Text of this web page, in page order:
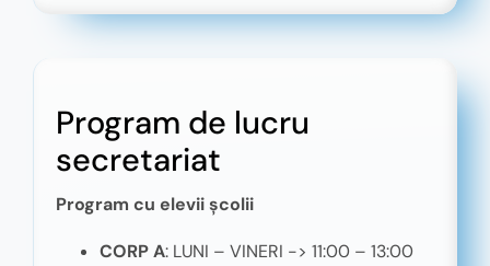
Program de lucru
secretariat
Program cu elevii școlii
CORP A: LUNI – VINERI -> 11:00 – 13:00